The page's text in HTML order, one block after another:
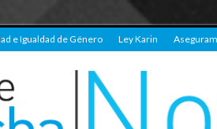
e Igualdad de Género Ley Karin